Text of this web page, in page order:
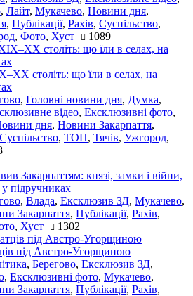
, Лайт, Мукачево, Новини дня,
, Публікації, Рахів, Суспільство,
, Фото, Хуст 1089
століть: що їли в селах, на
, Головні новини дня, Думка,
відео, Ексклюзивні фото,
дня, Новини Закарпаття,
Суспільство, ТОП, Тячів, Ужгород,
Закарпаттям: князі, замки і війни,
підручниках
, Влада, Ексклюзив ЗД, Мукачево,
Закарпаття, Публікації, Рахів,
, Хуст 1302
під Австро-Угорщиною
, Берегово, Ексклюзив ЗД,
, Ексклюзивні фото, Мукачево,
Закарпаття, Публікації, Рахів,